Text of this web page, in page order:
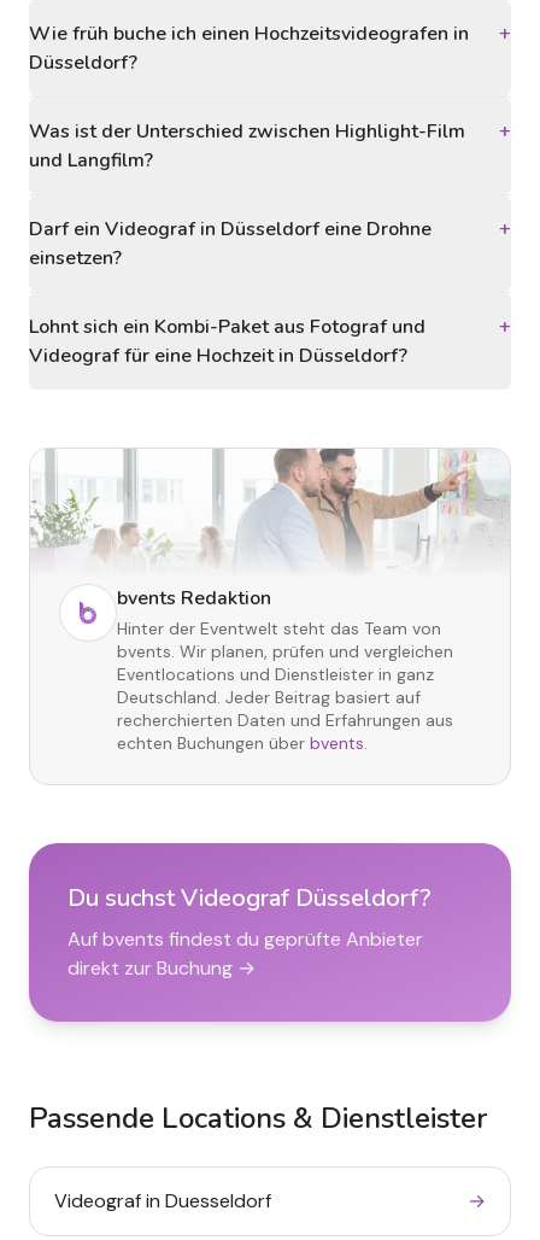
Wie früh buche ich einen Hochzeitsvideografen in
Düsseldorf?
+
Was ist der Unterschied zwischen Highlight-Film
und Langfilm?
+
Darf ein Videograf in Düsseldorf eine Drohne
einsetzen?
+
Lohnt sich ein Kombi-Paket aus Fotograf und
Videograf für eine Hochzeit in Düsseldorf?
+
bvents Redaktion
Hinter der Eventwelt steht das Team von
bvents. Wir planen, prüfen und vergleichen
Eventlocations und Dienstleister in ganz
Deutschland. Jeder Beitrag basiert auf
recherchierten Daten und Erfahrungen aus
echten Buchungen über bvents.
Du suchstVideograf Düsseldorf?
Auf bvents findest du geprüfte Anbieter
direkt zur Buchung →
Passende Locations & Dienstleister
Videograf in Duesseldorf →